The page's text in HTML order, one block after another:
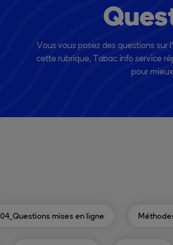
Vous vous posez des questions sur
cette rubrique, Tabac info service
pour
04_Questions mises en ligne